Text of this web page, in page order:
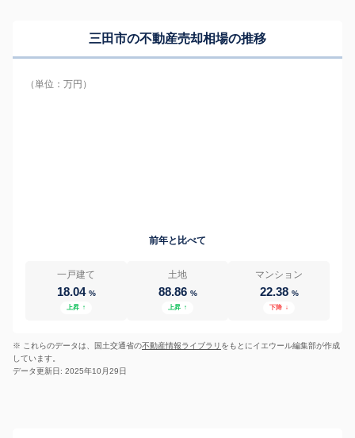
三田市の不動産売却相場の推移
（単位：万円）
前年と比べて
一戸建て
18.04 %
上昇 ↑
土地
88.86 %
上昇 ↑
マンション
22.38 %
下降 ↓
※ これらのデータは、国土交通省の不動産情報ライブラリ をもとにイエウール編集部が作成
しています。
データ更新日: 2025年10月29日